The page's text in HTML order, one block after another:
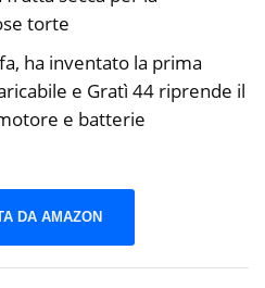
torte
ha inventato la prima
e Gratì 44 riprende il
e batterie
DA AMAZON